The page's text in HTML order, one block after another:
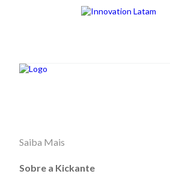
Saiba Mais
Sobre a Kickante